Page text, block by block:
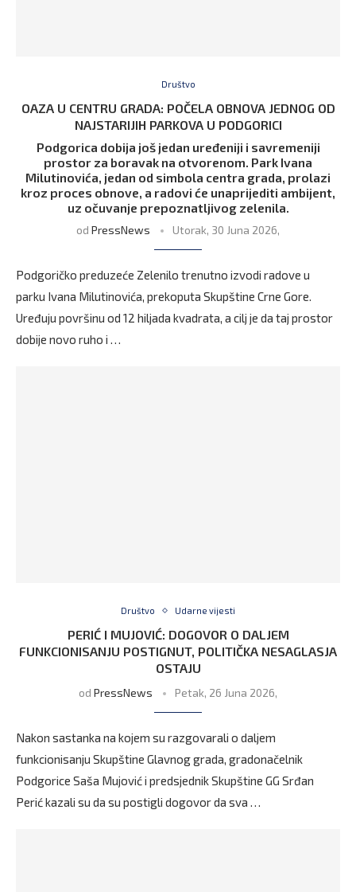
Društvo
OAZA U CENTRU GRADA: POČELA OBNOVA JEDNOG OD
NAJSTARIJIH PARKOVA U PODGORICI
Podgorica dobija još jedan uređeniji i savremeniji
prostor za boravak na otvorenom. Park Ivana
Milutinovića, jedan od simbola centra grada, prolazi
kroz proces obnove, a radovi će unaprijediti ambijent,
uz očuvanje prepoznatljivog zelenila.
od PressNews Utorak, 30 Juna 2026,
Podgoričko preduzeće Zelenilo trenutno izvodi radove u
parku Ivana Milutinovića, prekoputa Skupštine Crne Gore.
Uređuju površinu od 12 hiljada kvadrata, a cilj je da taj prostor
dobije novo ruho i …
Društvo Udarne vijesti
PERIĆ I MUJOVIĆ: DOGOVOR O DALJEM
FUNKCIONISANJU POSTIGNUT, POLITIČKA NESAGLASJA
OSTAJU
od PressNews Petak, 26 Juna 2026,
Nakon sastanka na kojem su razgovarali o daljem
funkcionisanju Skupštine Glavnog grada, gradonačelnik
Podgorice Saša Mujović i predsjednik Skupštine GG Srđan
Perić kazali su da su postigli dogovor da sva …